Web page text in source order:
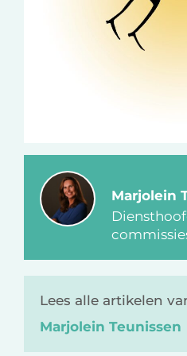
Marjolein
Lees alle artikelen
Marjolein Teunissen